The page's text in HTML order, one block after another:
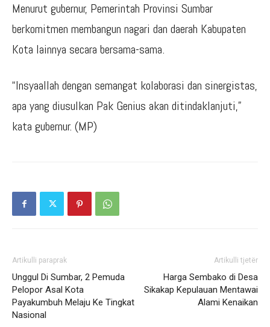
Menurut gubernur, Pemerintah Provinsi Sumbar
berkomitmen membangun nagari dan daerah Kabupaten
Kota lainnya secara bersama-sama.
“Insyaallah dengan semangat kolaborasi dan sinergistas,
apa yang diusulkan Pak Genius akan ditindaklanjuti,”
kata gubernur. (MP)
Artikulli paraprak
Unggul Di Sumbar, 2 Pemuda
Pelopor Asal Kota
Payakumbuh Melaju Ke Tingkat
Nasional
Artikulli tjetër
Harga Sembako di Desa
Sikakap Kepulauan Mentawai
Alami Kenaikan